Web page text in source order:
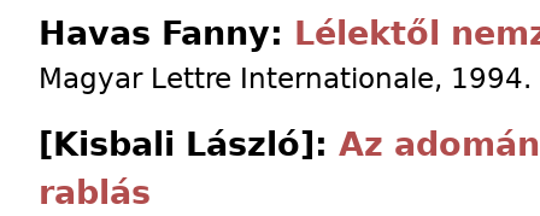
Havas Fanny: Lélektől
Magyar Lettre Internationale, 1994.
[Kisbali László]: Az
rablás